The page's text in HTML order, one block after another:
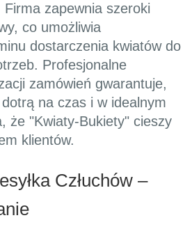
zapewnia szeroki
co umożliwia
dostarczenia kwiatów do
Profesjonalne
zamówień gwarantuje,
na czas i w idealnym
że "Kwiaty-Bukiety" cieszy
klientów.
Człuchów –